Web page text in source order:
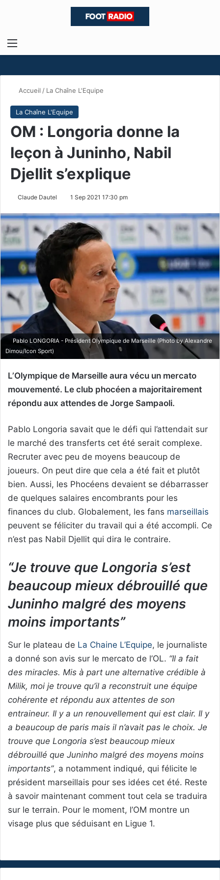
Menu
Accueil / La Chaîne L'Equipe
La Chaîne L'Equipe
OM : Longoria donne la
leçon à Juninho, Nabil
Djellit s’explique
Claude Dautel 1 Sep 2021 17:30 pm
Pablo LONGORIA - Président Olympique de Marseille (Photo by Alexandre
Dimou/Icon Sport)
L’Olympique de Marseille aura vécu un mercato
mouvementé. Le club phocéen a majoritairement
répondu aux attendes de Jorge Sampaoli.
Pablo Longoria savait que le défi qui l’attendait sur
le marché des transferts cet été serait complexe.
Recruter avec peu de moyens beaucoup de
joueurs. On peut dire que cela a été fait et plutôt
bien. Aussi, les Phocéens devaient se débarrasser
de quelques salaires encombrants pour les
finances du club. Globalement, les fans marseillais
peuvent se féliciter du travail qui a été accompli. Ce
n’est pas Nabil Djellit qui dira le contraire.
“Je trouve que Longoria s’est
beaucoup mieux débrouillé que
Juninho malgré des moyens
moins importants”
Sur le plateau de La Chaine L’Equipe, le journaliste
a donné son avis sur le mercato de l’OL. “Il a fait
des miracles. Mis à part une alternative crédible à
Milik, moi je trouve qu’il a reconstruit une équipe
cohérente et répondu aux attentes de son
entraineur. Il y a un renouvellement qui est clair. Il y
a beaucoup de paris mais il n’avait pas le choix. Je
trouve que Longoria s’est beaucoup mieux
débrouillé que Juninho malgré des moyens moins
importants”, a notamment indiqué, qui félicite le
président marseillais pour ses idées cet été. Reste
à savoir maintenant comment tout cela se traduira
sur le terrain. Pour le moment, l’OM montre un
visage plus que séduisant en Ligue 1.